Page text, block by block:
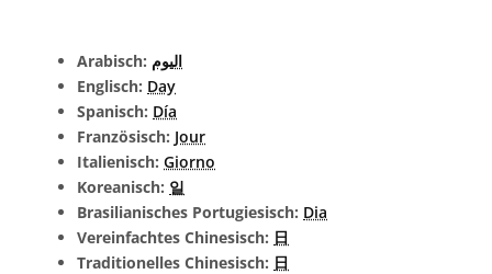
Arabisch: اليوم
Englisch: Day
Spanisch: Día
Französisch: Jour
Italienisch: Giorno
Koreanisch: 일
Brasilianisches Portugiesisch: Dia
Vereinfachtes Chinesisch: 日
Traditionelles Chinesisch: 日